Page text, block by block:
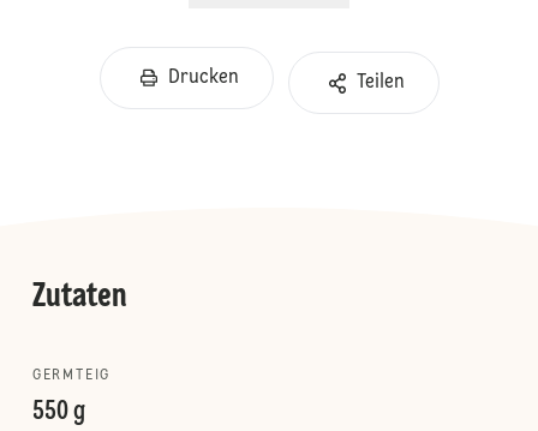
Drucken Teilen
Zutaten
GERMTEIG
550 g